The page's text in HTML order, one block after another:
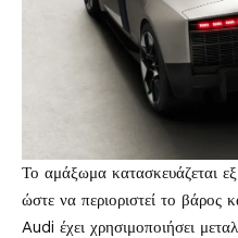
Το αμάξωμα κατασκευάζεται
ώστε να περιοριστεί το βάρος
Audi έχει χρησιμοποιήσει